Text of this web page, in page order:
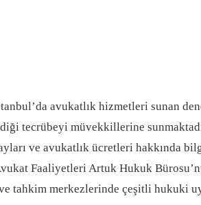
avukatlık hizmetleri sunan
tecrübeyi müvekkillerine
ve avukatlık ücretleri hakkında
Faaliyetleri Artuk Hukuk
tahkim merkezlerinde çeşitli hukuki